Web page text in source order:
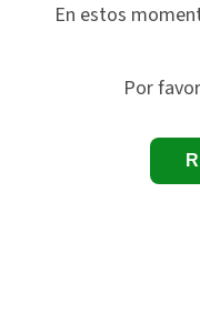
En estos
Por